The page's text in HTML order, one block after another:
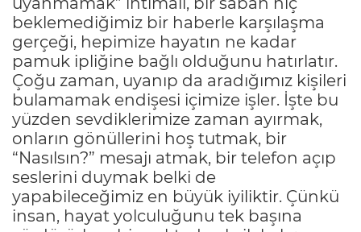
beklemediğimiz bir haberle karşılaşma
gerçeği, hepimize hayatın ne kadar
pamuk ipliğine bağlı olduğunu hatırlatır.
Çoğu zaman, uyanıp da aradığımız kişileri
bulamamak endişesi içimize işler. İşte bu
yüzden sevdiklerimize zaman ayırmak,
onların gönüllerini hoş tutmak, bir
“Nasılsın?” mesajı atmak, bir telefon açıp
seslerini duymak belki de
yapabileceğimiz en büyük iyiliktir. Çünkü
insan, hayat yolculuğunu tek başına